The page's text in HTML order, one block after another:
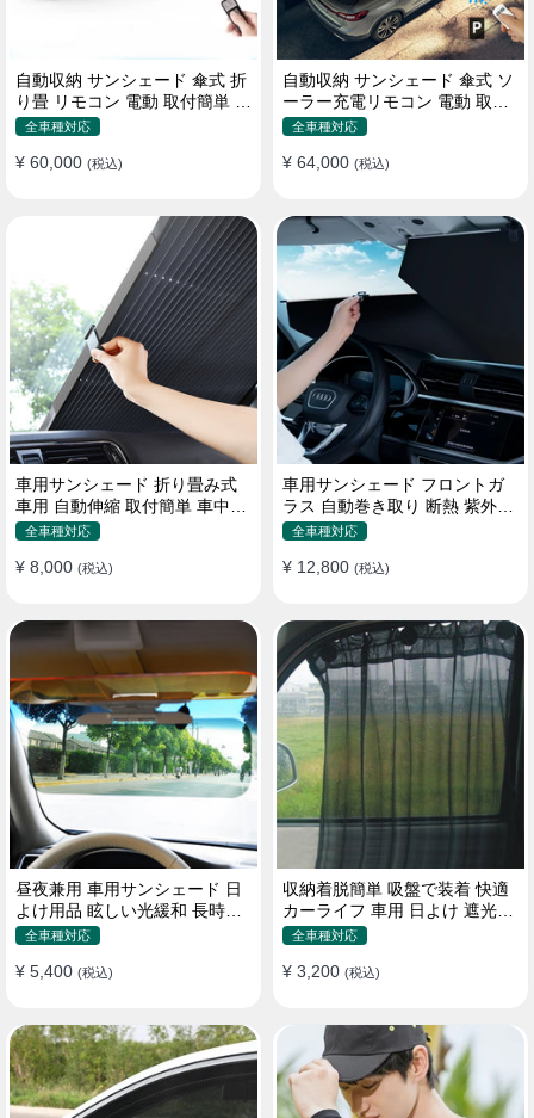
自動収納 サンシェード 傘式 折
り畳 リモコン 電動 取付簡単 汎
用 防風
全車種対応
¥ 60,000 (税込)
自動収納 サンシェード 傘式 ソ
ーラー充電リモコン 電動 取付
簡単 汎用
全車種対応
¥ 64,000 (税込)
車用サンシェード 折り畳み式
車用 自動伸縮 取付簡単 車中泊
紫外線UVカット 仮眠 断熱
全車種対応
¥ 8,000 (税込)
車用サンシェード フロントガ
ラス 自動巻き取り 断熱 紫外線
UVカット 取付収納便利
全車種対応
¥ 12,800 (税込)
昼夜兼用 車用サンシェード 日
よけ用品 眩しい光緩和 長時間
運転 特殊遮光素材
全車種対応
¥ 5,400 (税込)
収納着脱簡単 吸盤で装着 快適
カーライフ 車用 日よけ 遮光
UVカット 通気
全車種対応
¥ 3,200 (税込)